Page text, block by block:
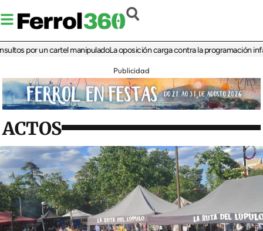
por un cartel manipuladoLa oposición carga contra la programación infantil
Publicidad
ACTOS